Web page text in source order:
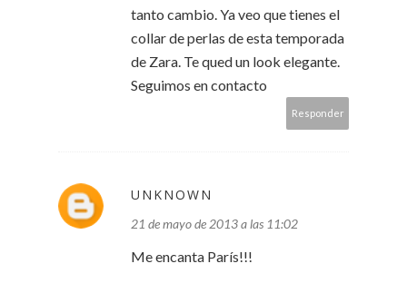
tanto cambio. Ya veo que tienes el
collar de perlas de esta temporada
de Zara. Te qued un look elegante.
Seguimos en contacto
Responder
UNKNOWN
21 de mayo de 2013 a las 11:02
Me encanta París!!!